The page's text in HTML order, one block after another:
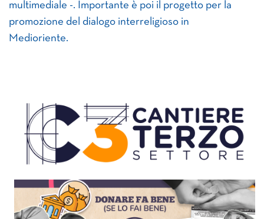
multimediale -. Importante è poi il progetto per la
promozione del dialogo interreligioso in
Medioriente.